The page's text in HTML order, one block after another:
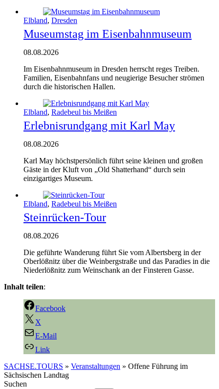
Elbland, Dresden
Museumstag im Eisenbahnmuseum
08.08.2026
Im Eisenbahnmuseum in Dresden herrscht reges Treiben.
Familien, Eisenbahnfans und neugierige Besucher strömen
durch die historischen Hallen.
Elbland, Radebeul bis Meißen
Erlebnisrundgang mit Karl May
08.08.2026
Karl May höchstpersönlich führt seine kleinen und großen
Gäste in der Kluft von „Old Shatterhand“ durch sein
einzigartiges Museum.
Elbland, Radebeul bis Meißen
Steinrücken-Tour
08.08.2026
Die geführ­te Wan­de­rung führt Sie vom Alberts­berg in der
Ober­löß­nitz über die Wein­berg­stra­ße und das Para­dies in die
Nie­der­löß­nitz zum Wein­schank an der Fins­te­ren Gasse.
Inhalt teilen:
Facebook
X
E-Mail
Link
SACHSE.TOURS » Veranstaltungen » Offene Führung im
Sächsischen Landtag
Suchen